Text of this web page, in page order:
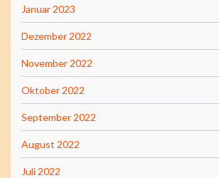
Januar 2023
Dezember 2022
November 2022
Oktober 2022
September 2022
August 2022
Juli 2022